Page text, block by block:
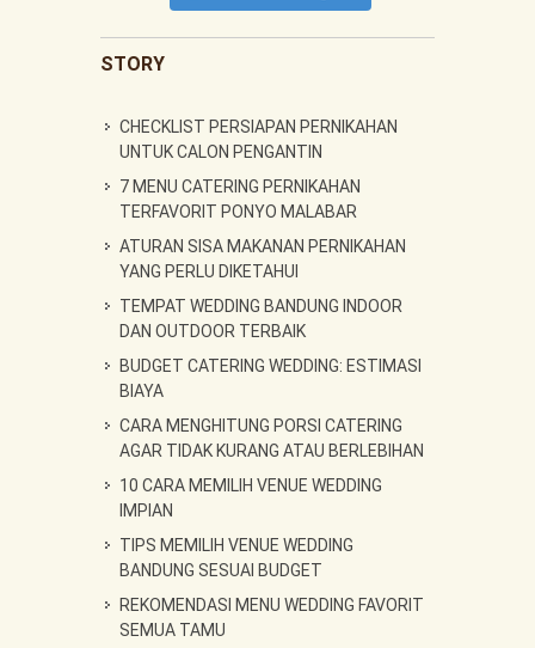
STORY
CHECKLIST PERSIAPAN PERNIKAHAN
UNTUK CALON PENGANTIN
7 MENU CATERING PERNIKAHAN
TERFAVORIT PONYO MALABAR
ATURAN SISA MAKANAN PERNIKAHAN
YANG PERLU DIKETAHUI
TEMPAT WEDDING BANDUNG INDOOR
DAN OUTDOOR TERBAIK
BUDGET CATERING WEDDING: ESTIMASI
BIAYA
CARA MENGHITUNG PORSI CATERING
AGAR TIDAK KURANG ATAU BERLEBIHAN
10 CARA MEMILIH VENUE WEDDING
IMPIAN
TIPS MEMILIH VENUE WEDDING
BANDUNG SESUAI BUDGET
REKOMENDASI MENU WEDDING FAVORIT
SEMUA TAMU